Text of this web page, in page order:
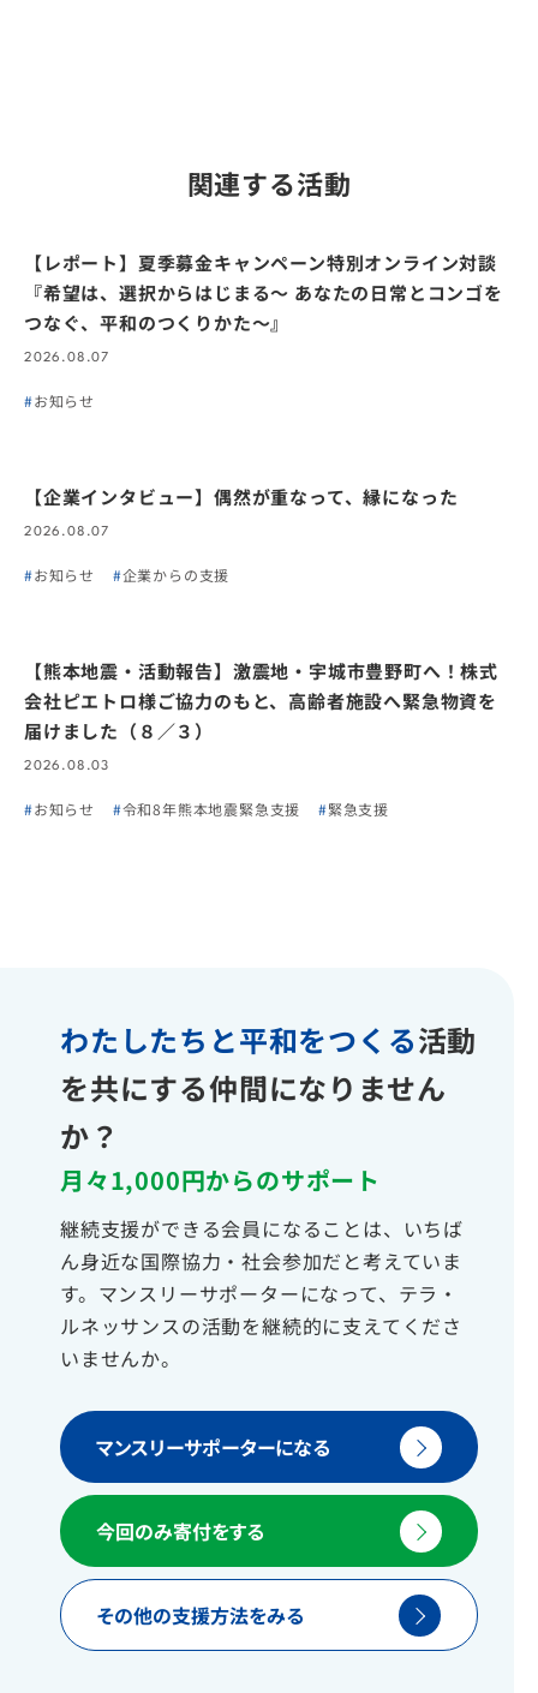
関連する活動
【レポート】夏季募金キャンペーン特別オンライン対談
『希望は、選択からはじまる〜 あなたの日常とコンゴを
つなぐ、平和のつくりかた〜』
2026.08.07
お知らせ
【企業インタビュー】偶然が重なって、縁になった
2026.08.07
お知らせ 企業からの支援
【熊本地震・活動報告】激震地・宇城市豊野町へ！株式
会社ピエトロ様ご協力のもと、高齢者施設へ緊急物資を
届けました（８／３）
2026.08.03
お知らせ 令和8年熊本地震緊急支援 緊急支援
わたしたちと平和をつくる活動
を共にする仲間になりません
か？
月々1,000円からのサポート
継続支援ができる会員になることは、いちば
ん身近な国際協力・社会参加だと考えていま
す。マンスリーサポーターになって、テラ・
ルネッサンスの活動を継続的に支えてくださ
いませんか。
マンスリーサポーターになる
今回のみ寄付をする
その他の支援方法をみる